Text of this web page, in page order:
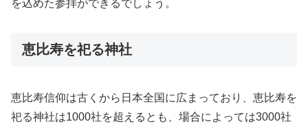
を込めた参拝ができるでしょう。
恵比寿を祀る神社
恵比寿信仰は古くから日本全国に広まっており、恵比寿を
祀る神社は1000社を超えるとも、場合によっては3000社